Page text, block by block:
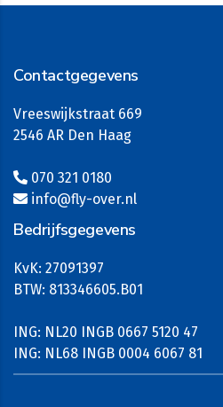
Contactgegevens
Vreeswijkstraat 669
2546 AR Den Haag
070 321 0180
info@fly-over.nl
Bedrijfsgegevens
KvK: 27091397
BTW: 813346605.B01
ING: NL20 INGB 0667 5120 47
ING: NL68 INGB 0004 6067 81